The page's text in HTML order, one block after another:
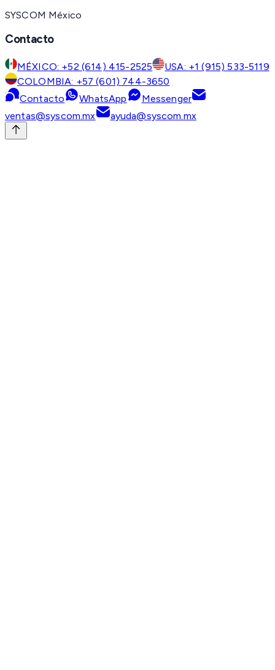
SYSCOM México
Contacto
MÉXICO: +52 (614) 415-2525
USA: +1 (915) 533-5119
COLOMBIA: +57 (601) 744-3650
Contacto
WhatsApp
Messenger
ventas@syscom.mx
ayuda@syscom.mx